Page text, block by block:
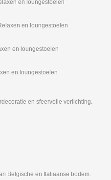
en sfeervolle verlichting.
Belgische en Italiaanse bodem.